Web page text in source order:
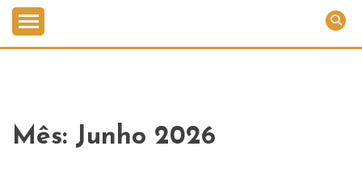
Mês: Junho 2026